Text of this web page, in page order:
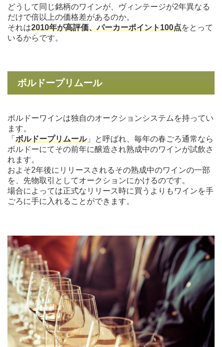
どうして同じ銘柄のワインが、ヴィンテージが2年異なる
だけで倍以上の価格差があるのか。
それは2010年が高評価、パーカーポイント100点をとって
いるからです。
ボルドープリムール
ボルドーワインは独自のオークションシステムを持ってい
ます。
「 ボルドープリムール」と呼ばれ、毎年の春ごろ通常なら
ボルドーにてその前年に醸造され熟成中のワインが試飲さ
れます。
およそ2年後にリリースされるその熟成中のワインの一部
を、先物取引としてオークションにかけるのです。
場合によっては正式なリリース時に買うよりもワインを手
ごろに手に入れることができます。